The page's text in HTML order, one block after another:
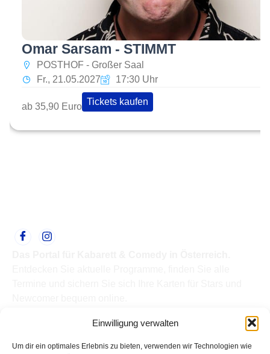
Einwilligung verwalten
Um dir ein optimales Erlebnis zu bieten, verwenden wir Technologien wie
Omar Sarsam - STIMMT
POSTHOF - Großer Saal
Fr., 21.05.2027
17:30 Uhr
ab 35,90 Euro Tickets kaufen
Termine